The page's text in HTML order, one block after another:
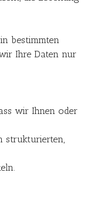
bestimmten
Ihre Daten nur
wir Ihnen oder
strukturierten,